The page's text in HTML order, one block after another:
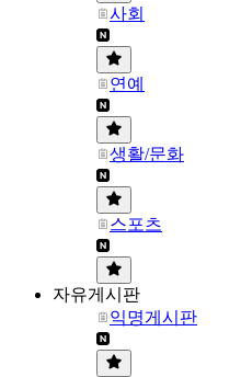
사회
연예
생활/문화
스포츠
자유게시판
익명게시판